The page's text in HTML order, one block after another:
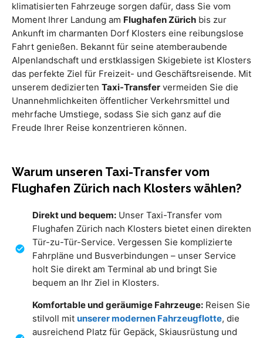
klimatisierten Fahrzeuge sorgen dafür, dass Sie vom
Moment Ihrer Landung am Flughafen Zürich bis zur
Ankunft im charmanten Dorf Klosters eine reibungslose
Fahrt genießen. Bekannt für seine atemberaubende
Alpenlandschaft und erstklassigen Skigebiete ist Klosters
das perfekte Ziel für Freizeit- und Geschäftsreisende. Mit
unserem dedizierten Taxi-Transfer vermeiden Sie die
Unannehmlichkeiten öffentlicher Verkehrsmittel und
mehrfache Umstiege, sodass Sie sich ganz auf die
Freude Ihrer Reise konzentrieren können.
Warum unseren Taxi-Transfer vom
Flughafen Zürich nach Klosters wählen?
Direkt und bequem: Unser Taxi-Transfer vom
Flughafen Zürich nach Klosters bietet einen direkten
Tür-zu-Tür-Service. Vergessen Sie komplizierte
Fahrpläne und Busverbindungen – unser Service
holt Sie direkt am Terminal ab und bringt Sie
bequem an Ihr Ziel in Klosters.
Komfortable und geräumige Fahrzeuge: Reisen Sie
stilvoll mit unserer modernen Fahrzeugflotte, die
ausreichend Platz für Gepäck, Skiausrüstung und